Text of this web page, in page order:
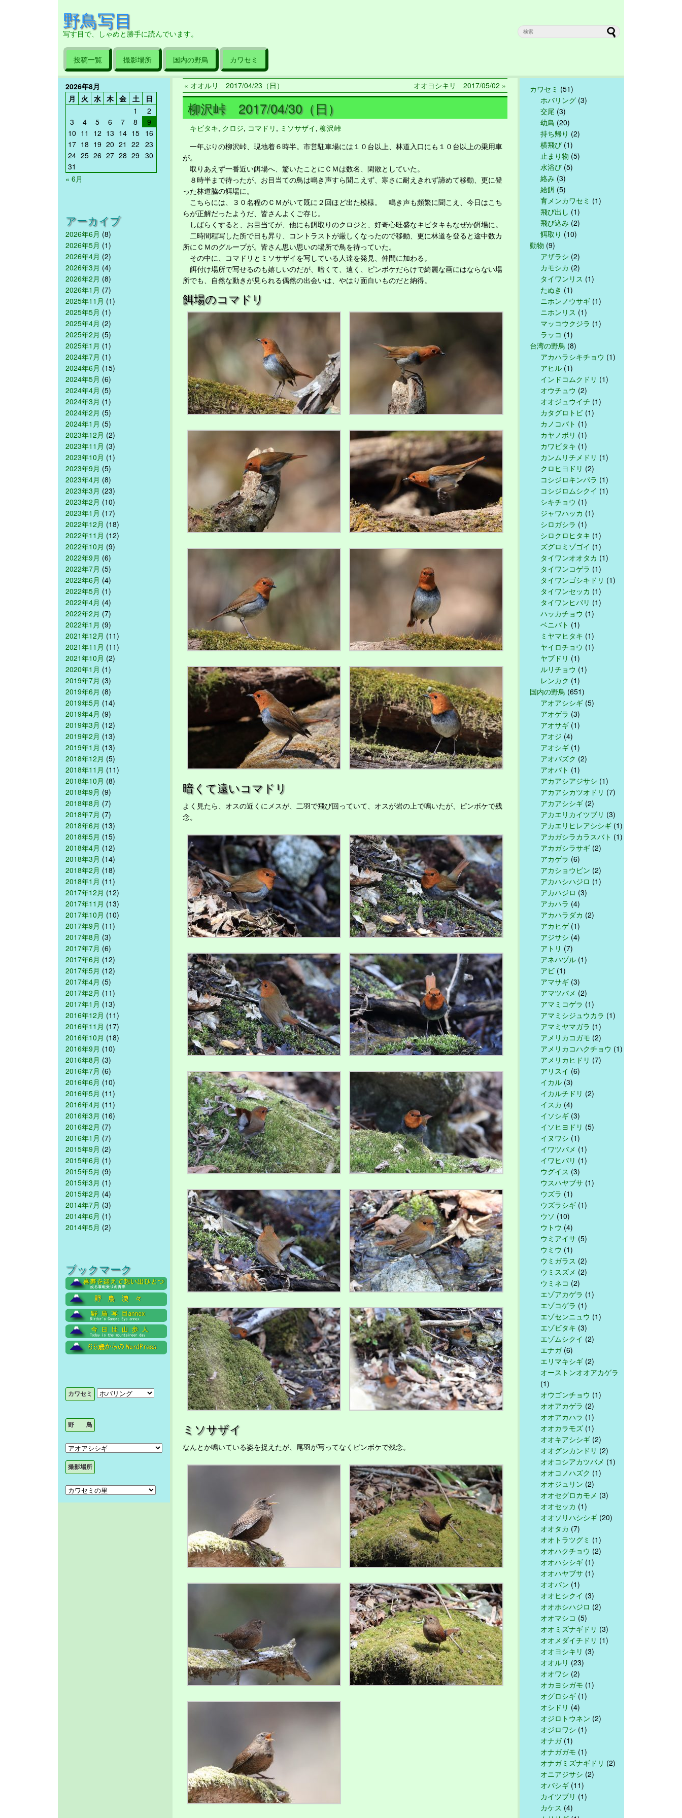
野鳥写目
写す目で、しゃめと勝手に読んでいます。
投稿一覧 撮影場所 国内の野鳥 カワセミ
2026年8月
月
火 水 木 金 土
日
1
2
3
4 5 6 7 8
9
10 11 12 13 14 15 16
17 18 19 20 21 22 23
24 25 26 27 28 29 30
31
« 6月
アーカイブ
2026年6月 (8)
2026年5月 (1)
2026年4月 (2)
2026年3月 (4)
2026年2月 (8)
2026年1月 (7)
2025年11月 (1)
2025年5月 (1)
2025年4月 (2)
2025年2月 (5)
2025年1月 (1)
2024年7月 (1)
2024年6月 (15)
2024年5月 (6)
2024年4月 (5)
2024年3月 (1)
2024年2月 (5)
2024年1月 (5)
2023年12月 (2)
2023年11月 (3)
2023年10月 (1)
2023年9月 (5)
2023年4月 (8)
2023年3月 (23)
2023年2月 (10)
2023年1月 (17)
2022年12月 (18)
2022年11月 (12)
2022年10月 (9)
2022年9月 (6)
2022年7月 (5)
2022年6月 (4)
2022年5月 (1)
2022年4月 (4)
2022年2月 (7)
2022年1月 (9)
2021年12月 (11)
2021年11月 (11)
2021年10月 (2)
2020年1月 (1)
2019年7月 (3)
2019年6月 (8)
2019年5月 (14)
2019年4月 (9)
2019年3月 (12)
2019年2月 (13)
2019年1月 (13)
2018年12月 (5)
2018年11月 (11)
2018年10月 (8)
2018年9月 (9)
2018年8月 (7)
2018年7月 (7)
2018年6月 (13)
2018年5月 (15)
2018年4月 (12)
2018年3月 (14)
2018年2月 (18)
2018年1月 (11)
2017年12月 (12)
2017年11月 (13)
2017年10月 (10)
2017年9月 (11)
2017年8月 (3)
2017年7月 (6)
2017年6月 (12)
2017年5月 (12)
2017年4月 (5)
2017年2月 (11)
2017年1月 (13)
2016年12月 (11)
2016年11月 (17)
2016年10月 (18)
2016年9月 (10)
2016年8月 (3)
2016年7月 (6)
2016年6月 (10)
2016年5月 (11)
2016年4月 (11)
2016年3月 (16)
2016年2月 (7)
2016年1月 (7)
2015年9月 (2)
2015年6月 (1)
2015年5月 (9)
2015年3月 (1)
2015年2月 (4)
2014年7月 (3)
2014年6月 (1)
2014年5月 (2)
ブックマーク
« オオルリ 2017/04/23（日） オオヨシキリ 2017/05/02 »
柳沢峠 2017/04/30（日）
キビタキ, クロジ, コマドリ , ミソサザイ, 柳沢峠
一年ぶりの柳沢峠、現地着６時半。市営駐車場には１０台以上、林道入口にも１０台以上の乗用車
が。
取りあえず一番近い餌場へ、驚いたことにＣＭは数名、閑散としていた。
８時半まで待ったが、お目当ての鳥は鳴き声すら聞こえず、寒さに耐えきれず諦めて移動、更に登
った林道脇の餌場に。
こちらには、３０名程のＣＭがいて既に２回ほど出た模様。 鳴き声も頻繁に聞こえ、今日はこち
らが正解だったようだ、皆さんよくご存じ。
しばらくすると、お目当てが、他にも餌取りのクロジと、好奇心旺盛なキビタキもなぜか餌場に。
二時間程写した所で日も昇り、コントラストが厳しくなったので移動、更に林道を登ると途中数カ
所にＣＭのグループが。皆さん思い思いの場所で鳥を待っていた。
その中に、コマドリとミソサザイを写している人達を発見、仲間に加わる。
餌付け場所で写せるのも嬉しいのだが、暗くて、遠く、ピンボケだらけで綺麗な画にはならない場
所でも、自然な動きが見られる偶然の出会いは、やはり面白いものだと納得。
餌場のコマドリ
暗くて遠いコマドリ
よく見たら、オスの近くにメスが、二羽で飛び回っていて、オスが岩の上で鳴いたが、ピンボケで残
念。
ミソサザイ
なんとか鳴いている姿を捉えたが、尾羽が写ってなくピンボケで残念。
カワセミ (51)
ホバリング (3)
交尾 (3)
幼鳥 (20)
持ち帰り (2)
横飛び (1)
止まり物 (5)
水浴び (5)
絡み (3)
給餌 (5)
育メンカワセミ (1)
飛び出し (1)
飛び込み (2)
餌取り (10)
動物 (9)
アザラシ (2)
カモシカ (2)
タイワンリス (1)
たぬき (1)
ニホンノウサギ (1)
ニホンリス (1)
マッコウクジラ (1)
ラッコ (1)
台湾の野鳥 (8)
アカハラシキチョウ (1)
アヒル (1)
インドコムクドリ (1)
オウチュウ (2)
オオジュウイチ (1)
カタグロトビ (1)
カノコバト (1)
カヤノボリ (1)
カワビタキ (1)
カンムリチメドリ (1)
クロヒヨドリ (2)
コシジロキンパラ (1)
コシジロムシクイ (1)
シキチョウ (1)
ジャワハッカ (1)
シロガシラ (1)
シロクロヒタキ (1)
ズグロミゾゴイ (1)
タイワンオオタカ (1)
タイワンコゲラ (1)
タイワンゴシキドリ (1)
タイワンセッカ (1)
タイワンヒバリ (1)
ハッカチョウ (1)
ベニバト (1)
ミヤマヒタキ (1)
ヤイロチョウ (1)
ヤブドリ (1)
ルリチョウ (1)
レンカク (1)
国内の野鳥 (651)
アオアシシギ (5)
アオゲラ (3)
アオサギ (1)
アオジ (4)
アオシギ (1)
アオバズク (2)
アオバト (1)
アカアシアジサシ (1)
アカアシカツオドリ (7)
アカアシシギ (2)
アカエリカイツブリ (3)
アカエリヒレアシシギ (1)
アカガシラカラスバト (1)
アカガシラサギ (2)
アカゲラ (6)
アカショウビン (2)
アカハシハジロ (1)
アカハジロ (3)
アカハラ (4)
アカハラダカ (2)
アカヒゲ(1)
アジサシ (4)
アトリ (7)
アネハヅル (1)
アビ (1)
アマサギ (3)
アマツバメ (2)
アマミコゲラ (1)
アマミシジュウカラ (1)
アマミヤマガラ (1)
アメリカコガモ (2)
アメリカコハクチョウ (1)
アメリカヒドリ (7)
アリスイ (6)
イカル (3)
イカルチドリ (2)
イスカ (4)
イソシギ (3)
イソヒヨドリ (5)
イヌワシ (1)
イワツバメ (1)
イワヒバリ (1)
ウグイス (3)
ウスハヤブサ (1)
ウズラ (1)
ウズラシギ (1)
ウソ (10)
ウトウ (4)
ウミアイサ (5)
ウミウ (1)
ウミガラス (2)
ウミスズメ (2)
ウミネコ (2)
エゾアカゲラ (1)
エゾコゲラ (1)
エゾセンニュウ (1)
エゾビタキ (3)
エゾムシクイ (2)
エナガ(6)
エリマキシギ (2)
オーストンオオアカゲラ
(1)
オウゴンチョウ (1)
オオアカゲラ (2)
オオアカハラ (1)
オオカラモズ (1)
オオキアシシギ (2)
オオグンカンドリ (2)
オオコシアカツバメ (1)
オオコノハズク (1)
オオジュリン (2)
オオセグロカモメ (3)
オオセッカ (1)
オオソリハシシギ (20)
オオタカ (7)
オオトラツグミ (1)
オオハクチョウ (2)
オオハシシギ (1)
オオハヤブサ (1)
オオバン (1)
オオヒシクイ (3)
オオホシハジロ (2)
オオマシコ (5)
オオミズナギドリ (3)
オオメダイチドリ (1)
オオヨシキリ (3)
オオルリ (23)
オオワシ (2)
オカヨシガモ (1)
オグロシギ (1)
オシドリ (4)
オジロトウネン (2)
オジロワシ (1)
オナガ(1)
オナガガモ (1)
オナガミズナギドリ (2)
オニアジサシ (2)
オバシギ (11)
カイツブリ (1)
カケス (4)